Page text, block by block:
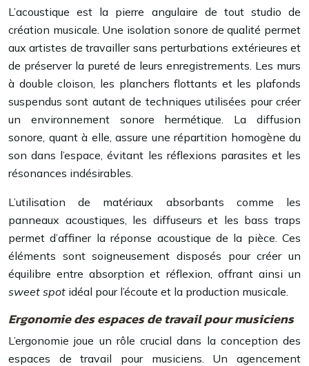
L’acoustique est la pierre angulaire de tout studio de
création musicale. Une isolation sonore de qualité permet
aux artistes de travailler sans perturbations extérieures et
de préserver la pureté de leurs enregistrements. Les murs
à double cloison, les planchers flottants et les plafonds
suspendus sont autant de techniques utilisées pour créer
un environnement sonore hermétique. La diffusion
sonore, quant à elle, assure une répartition homogène du
son dans l’espace, évitant les réflexions parasites et les
résonances indésirables.
L’utilisation de matériaux absorbants comme les
panneaux acoustiques, les diffuseurs et les bass traps
permet d’affiner la réponse acoustique de la pièce. Ces
éléments sont soigneusement disposés pour créer un
équilibre entre absorption et réflexion, offrant ainsi un
sweet spot idéal pour l’écoute et la production musicale.
Ergonomie des espaces de travail pour musiciens
L’ergonomie joue un rôle crucial dans la conception des
espaces de travail pour musiciens. Un agencement